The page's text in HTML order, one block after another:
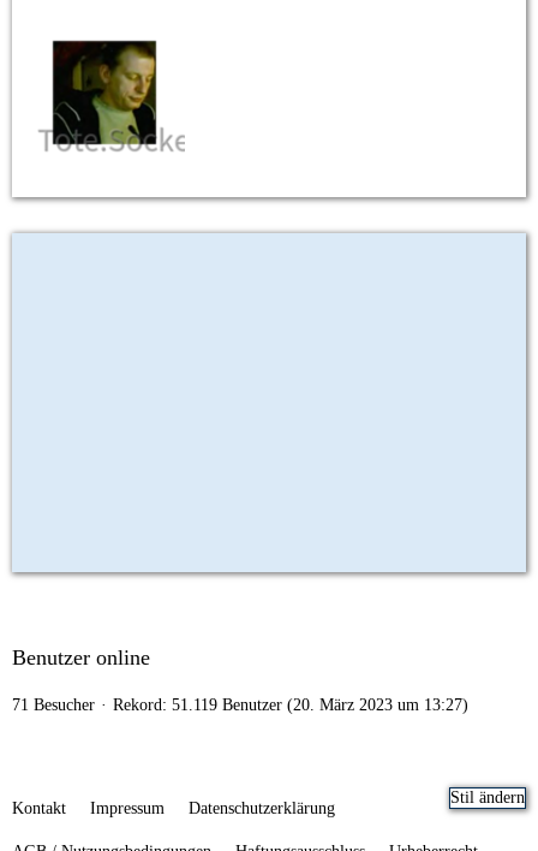
Benutzer online
71 Besucher Rekord: 51.119 Benutzer (20. März 2023 um 13:27)
Stil ändern
Kontakt Impressum Datenschutzerklärung